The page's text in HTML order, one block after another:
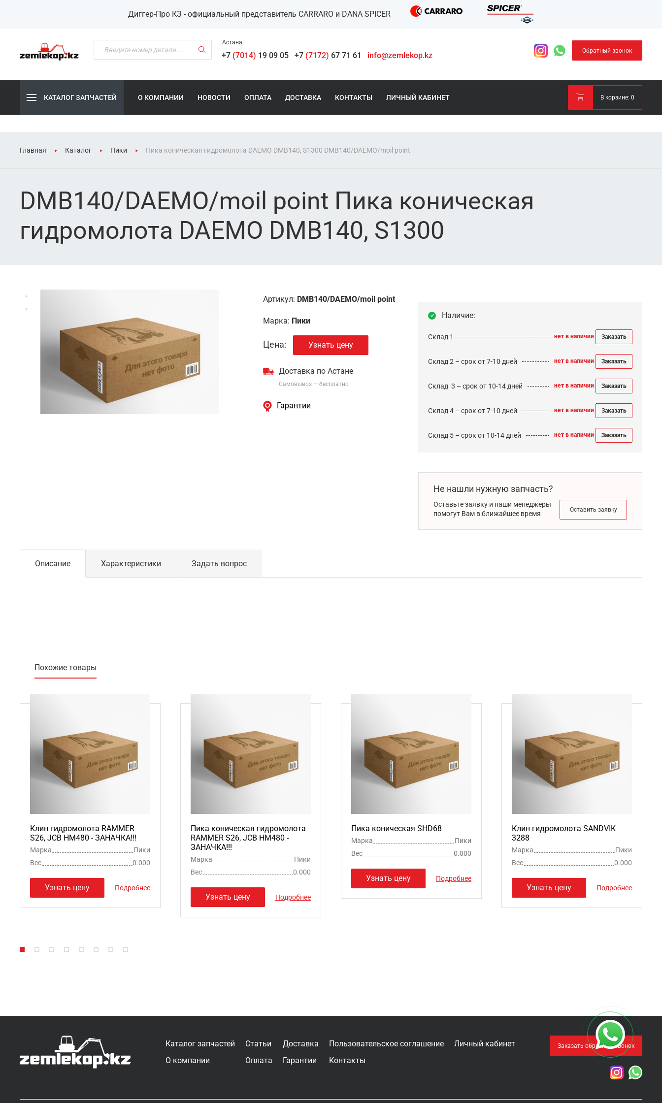
Диггер-Про КЗ - официальный представитель CARRARO и DANA SPICER
Астана
+7 (7014) 19 09 05 +7 (7172) 67 71 61 info@zemlekop.kz Обратный звонок
КАТАЛОГ ЗАПЧАСТЕЙ О КОМПАНИИ НОВОСТИ ОПЛАТА ДОСТАВКА КОНТАКТЫ ЛИЧНЫЙ КАБИНЕТ В корзине: 0
Главная Каталог Пики Пика коническая гидромолота DAEMO DMB140, S1300 DMB140/DAEMO/moil point
DMB140/DAEMO/moil point Пика коническая
гидромолота DAEMO DMB140, S1300
Артикул: DMB140/DAEMO/moil point
Марка: Пики
Цена: Узнать цену
Доставка по Астане
Самовывоз — бесплатно
Гарантии
Наличие:
Склад 1 нет в наличии Заказать
Склад 2 – срок от 7-10 дней нет в наличии Заказать
Cклад 3 – срок от 10-14 дней нет в наличии Заказать
Склад 4 – срок от 7-10 дней нет в наличии Заказать
Склад 5 – срок от 10-14 дней нет в наличии Заказать
Не нашли нужную запчасть?
Оставьте заявку и наши менеджеры
помогут Вам в ближайшее время
Оставить заявку
Описание Характеристики Задать вопрос
Похожие товары
Клин гидромолота RAMMER
S26, JCB HM480 - ЗАНАЧКА!!!
Марка
Пики
Вес
0.000
Узнать цену Подробнее
Пика коническая гидромолота
RAMMER S26, JCB HM480 -
ЗАНАЧКА!!!
Марка
Пики
Вес
0.000
Узнать цену Подробнее
Пика коническая SHD68
Марка
Пики
Вес
0.000
Узнать цену Подробнее
Клин гидромолота SANDVIK
3288
Марка
Пики
Вес
0.000
Узнать цену Подробнее
Каталог запчастей
О компании
Статьи
Оплата
Доставка
Гарантии
Пользовательское соглашение
Контакты
Личный кабинет Заказать обратный звонок